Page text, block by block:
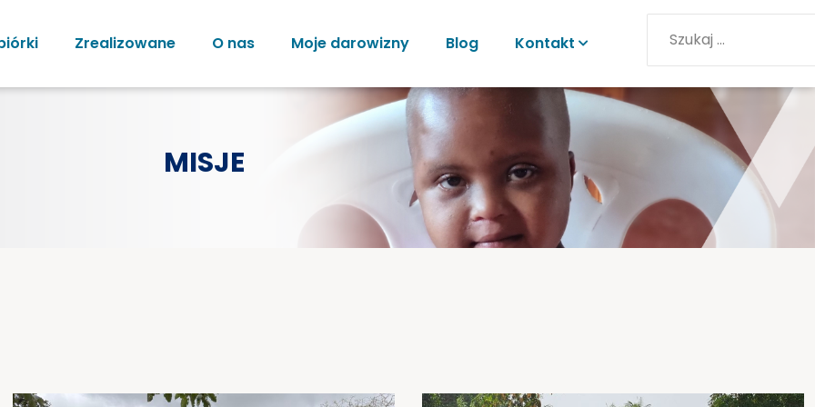
Zrealizowane O nas Moje darowizny Blog Kontakt
MISJE